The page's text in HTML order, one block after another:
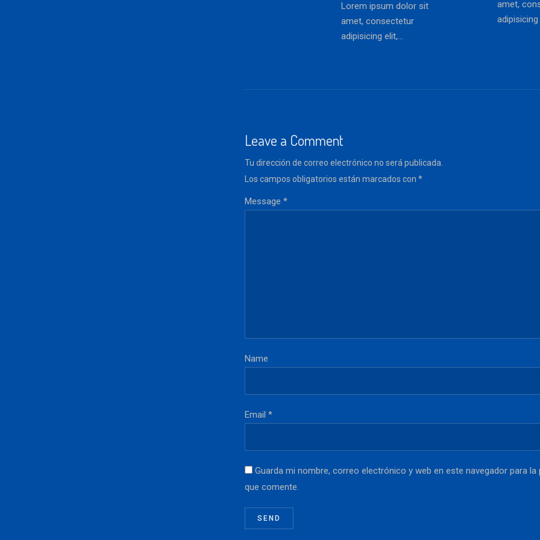
Lorem ipsum dolor sit
amet, consectetur
adipisicing elit,...
amet,
adipisicing
Leave a Comment
Tu dirección de correo electrónico no será publicada.
Los campos obligatorios están marcados con *
Message *
Name
Email *
Guarda mi nombre, correo electrónico y web en este navegador para la
que comente.